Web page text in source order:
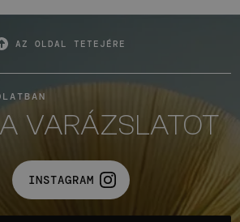
AZ OLDAL TETEJÉRE
VARÁZSLATOT
INSTAGRAM